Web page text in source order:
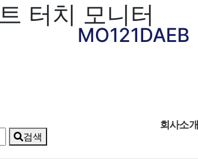
터치 모니터
회사소개
검색
MO121DAEB